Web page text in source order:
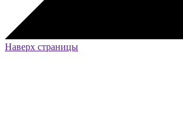
Наверх страницы